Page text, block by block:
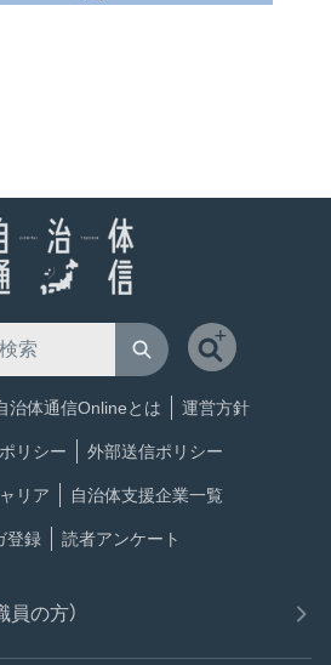
治体通信Onlineとは 運営方針
リシー 外部送信ポリシー
リア 自治体支援企業一覧
登録 読者アンケート
の方）